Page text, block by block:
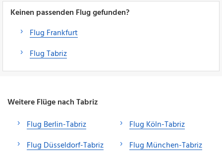
Keinen passenden Flug gefunden?
Flug Frankfurt
Flug Tabriz
Weitere Flüge nach Tabriz
Flug Berlin-Tabriz
Flug Düsseldorf-Tabriz
Flug Köln-Tabriz
Flug München-Tabriz